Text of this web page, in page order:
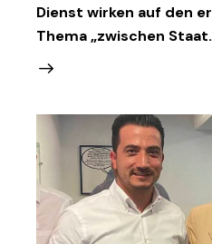
Dienst wirken auf den
Thema „zwischen